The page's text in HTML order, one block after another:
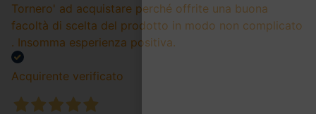
Tornero' ad acquistare perché offrite una buona
facoltà di scelta del prodotto in modo non complicato
. Insomma esperienza positiva.
Acquirente verificato